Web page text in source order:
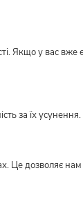
Якщо у вас
за їх усунення.
Це дозволяє